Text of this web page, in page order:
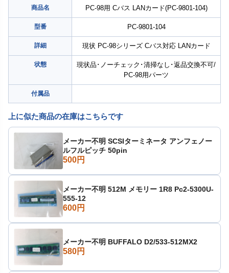
商品名 PC-98用 Cバス LANカード(PC-9801-104)
型番 PC-9801-104
詳細 現状 PC-98シリーズ Cバス対応 LANカード
状態
現状品･ノーチェック･清掃なし･返品交換不可/
PC-98用パーツ
付属品
上に似た商品の在庫はこちらです
メーカー不明 SCSIターミネータ アンフェノー
ルフルピッチ 50pin
500円
メーカー不明 512M メモリー 1R8 Pc2-5300U-
555-12
600円
メーカー不明 BUFFALO D2/533-512MX2
580円